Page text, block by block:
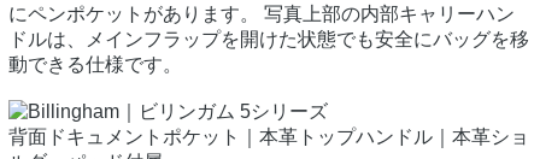
にペンポケットがあります。 写真上部の内部キャリーハン
ドルは、メインフラップを開けた状態でも安全にバッグを移
動できる仕様です。
背面ドキュメントポケット｜本革トップハンドル｜本革ショ